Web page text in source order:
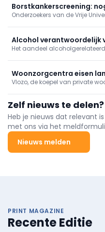
officieel boven de doopvont
Borstkankerscreening:
simulatiemodellen
Onderzoekers van de Vrije
borstkankerscreening.
Alcohol verantwoordelijk
sterfgevallen in België
Het aandeel
Woonzorgcentra eisen
bereidt ons niet voor op
Vlozo, de koepel van private
tegenhanger Femarbel voor
erkennings- en
Zelf nieuws te delen?
Heb je nieuws dat relevant
met ons via het
Nieuws melden
PRINT MAGAZINE
Recente Editie